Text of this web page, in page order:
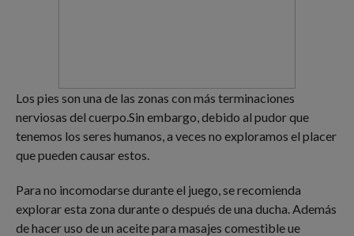
Los pies son una de las zonas con más terminaciones
nerviosas del cuerpo.Sin embargo, debido al pudor que
tenemos los seres humanos, a veces no exploramos el placer
que pueden causar estos.
Para no incomodarse durante el juego, se recomienda
explorar esta zona durante o después de una ducha. Además
de hacer uso de un aceite para masajes comestible ue